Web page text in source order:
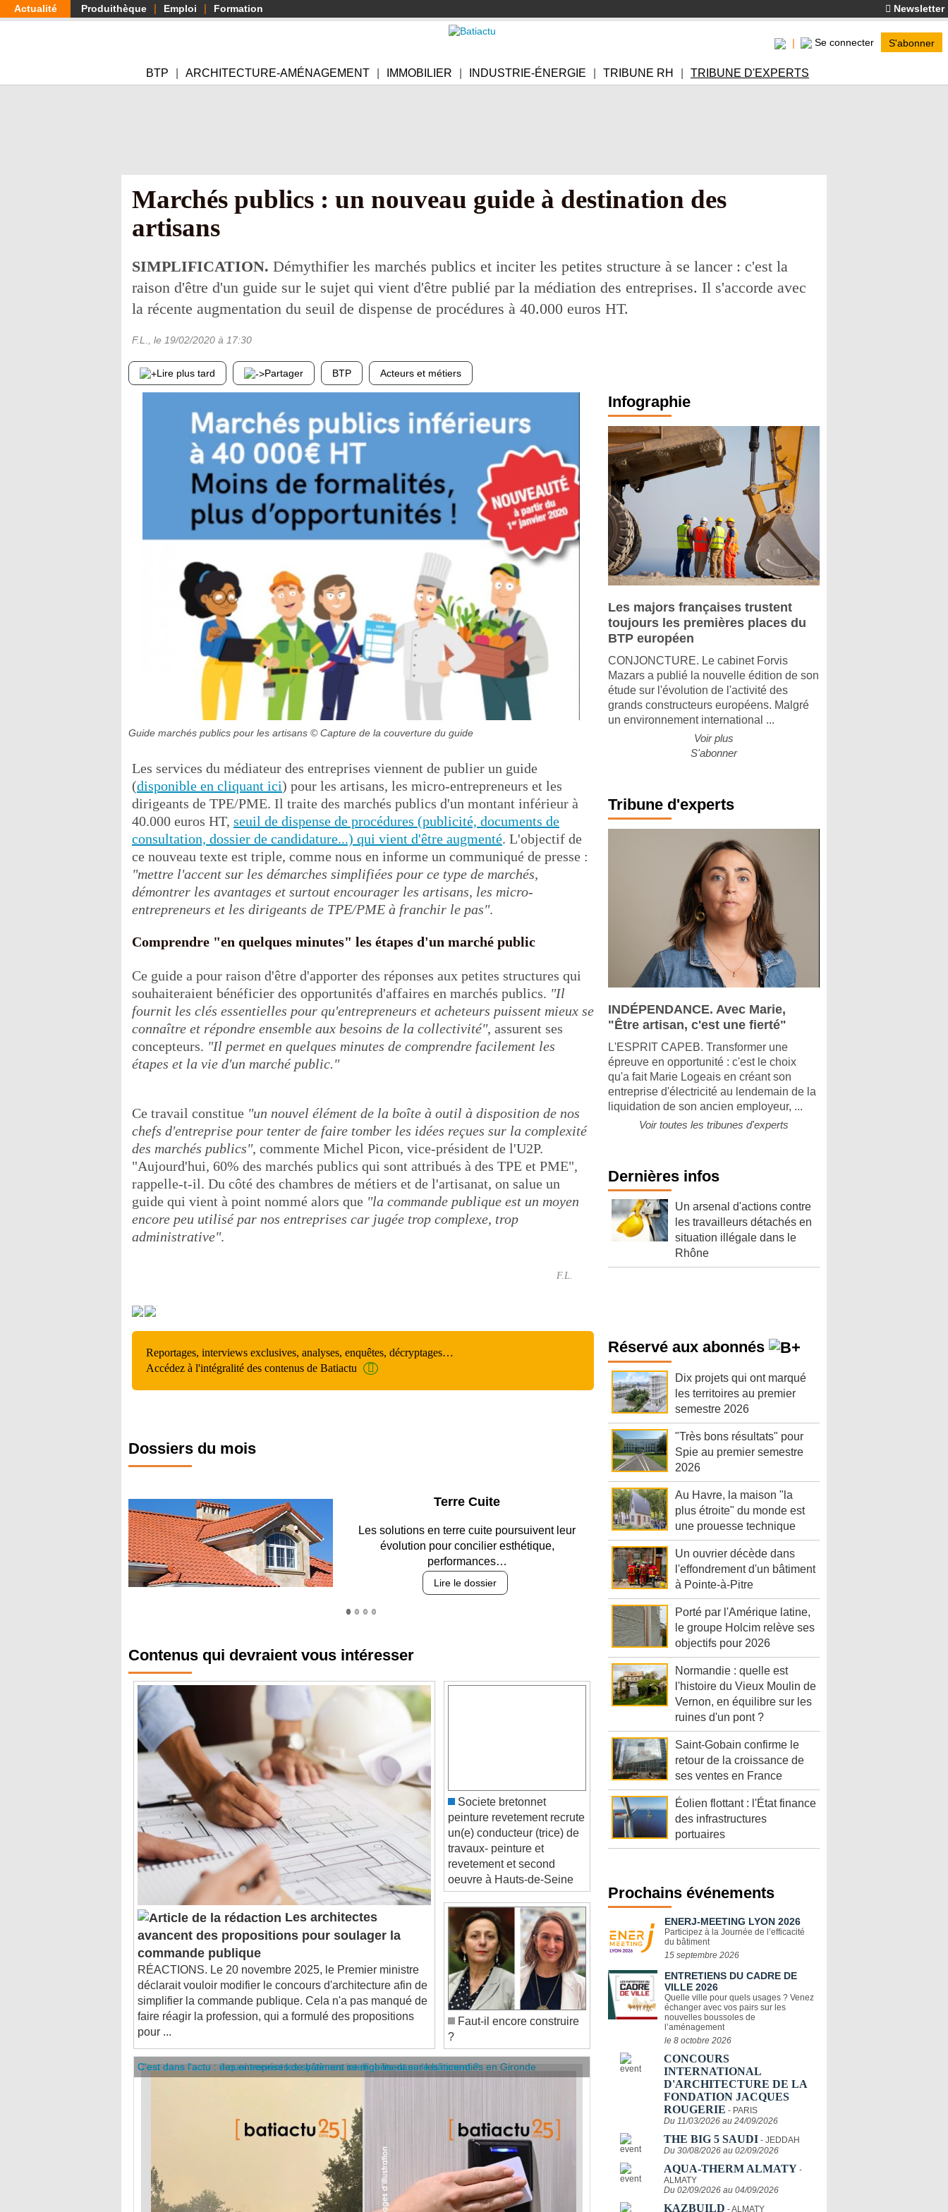
Aller
au
Actualité Produithèque Emploi Formation Newsletter
Se connecter S'abonner
BTP ARCHITECTURE-AMÉNAGEMENT IMMOBILIER INDUSTRIE-ÉNERGIE TRIBUNE RH TRIBUNE D'EXPERTS
Marchés publics : un nouveau guide à destination des
artisans
SIMPLIFICATION. Démythifier les marchés publics et inciter les petites structure à se lancer : c'est la
raison d'être d'un guide sur le sujet qui vient d'être publié par la médiation des entreprises. Il s'accorde avec
la récente augmentation du seuil de dispense de procédures à 40.000 euros HT.
F.L. , le 19/02/2020 à 17:30
Lire plus tard Partager BTP Acteurs et métiers
Guide marchés publics pour les artisans © Capture de la couverture du guide
Les services du médiateur des entreprises viennent de publier un guide
(disponible en cliquant ici) pour les artisans, les micro-entrepreneurs et les
dirigeants de TPE/PME. Il traite des marchés publics d'un montant inférieur à
40.000 euros HT, seuil de dispense de procédures (publicité, documents de
consultation, dossier de candidature...) qui vient d'être augmenté. L'objectif de
ce nouveau texte est triple, comme nous en informe un communiqué de presse :
"mettre l'accent sur les démarches simplifiées pour ce type de marchés,
démontrer les avantages et surtout encourager les artisans, les micro-
entrepreneurs et les dirigeants de TPE/PME à franchir le pas".
Comprendre "en quelques minutes" les étapes d'un marché public
Ce guide a pour raison d'être d'apporter des réponses aux petites structures qui
souhaiteraient bénéficier des opportunités d'affaires en marchés publics. "Il
fournit les clés essentielles pour qu'entrepreneurs et acheteurs puissent mieux se
connaître et répondre ensemble aux besoins de la collectivité", assurent ses
concepteurs. "Il permet en quelques minutes de comprendre facilement les
étapes et la vie d'un marché public."
Ce travail constitue "un nouvel élément de la boîte à outil à disposition de nos
chefs d'entreprise pour tenter de faire tomber les idées reçues sur la complexité
des marchés publics", commente Michel Picon, vice-président de l'U2P.
"Aujourd'hui, 60% des marchés publics qui sont attribués à des TPE et PME",
rappelle-t-il. Du côté des chambres de métiers et de l'artisanat, on salue un
guide qui vient à point nommé alors que "la commande publique est un moyen
encore peu utilisé par nos entreprises car jugée trop complexe, trop
administrative".
F.L.
Reportages, interviews exclusives, analyses, enquêtes, décryptages…
Accédez à l'intégralité des contenus de Batiactu
Dossiers du mois
Parking et garages
Entre circulation, sécurisation des accès, durabilité
des revêtements et intégration…
Lire le dossier
Les architectes
avancent des propositions pour soulager la
commande publique
RÉACTIONS. Le 20 novembre 2025, le Premier ministre
déclarait vouloir modifier le concours d'architecture afin de
simplifier la commande publique. Cela n'a pas manqué de
faire réagir la profession, qui a formulé des propositions
pour ...
peinture revetement recrute
un(e) conducteur (trice) de
travaux- peinture et
revetement et second
oeuvre à Hauts-de-Seine
Faut-il encore construire
?
C'est dans l'actu : des entreprises de bâtiment se mobilisent sur les incendies en Gironde
C'est dans l'actu : à quoi servent les systèmes intelligents dans le bâtiment ?
Infographie
Les majors françaises trustent
toujours les premières places du
BTP européen
CONJONCTURE. Le cabinet Forvis
Mazars a publié la nouvelle édition de son
étude sur l'évolution de l'activité des
grands constructeurs européens. Malgré
un environnement international ...
Voir plus
S'abonner
Tribune d'experts
INDÉPENDANCE. Avec Marie,
"Être artisan, c'est une fierté"
L'ESPRIT CAPEB. Transformer une
épreuve en opportunité : c'est le choix
qu'a fait Marie Logeais en créant son
entreprise d'électricité au lendemain de la
liquidation de son ancien employeur, ...
Voir toutes les tribunes d'experts
Dernières infos
Un arsenal d'actions contre
les travailleurs détachés en
situation illégale dans le
Rhône
Réservé aux abonnés
Dix projets qui ont marqué
les territoires au premier
semestre 2026
"Très bons résultats" pour
Spie au premier semestre
2026
Au Havre, la maison "la
plus étroite" du monde est
une prouesse technique
Un ouvrier décède dans
l'effondrement d'un bâtiment
à Pointe-à-Pitre
Porté par l'Amérique latine,
le groupe Holcim relève ses
objectifs pour 2026
Normandie : quelle est
l'histoire du Vieux Moulin de
Vernon, en équilibre sur les
ruines d'un pont ?
Saint-Gobain confirme le
retour de la croissance de
ses ventes en France
Éolien flottant : l'État finance
des infrastructures
portuaires
Prochains événements
ENERJ-MEETING LYON 2026
Participez à la Journée de l’efficacité
du bâtiment
15 septembre 2026
ENTRETIENS DU CADRE DE
VILLE 2026
Quelle ville pour quels usages ? Venez
échanger avec vos pairs sur les
nouvelles boussoles de
l’aménagement
le 8 octobre 2026
CONCOURS
INTERNATIONAL
D'ARCHITECTURE DE LA
FONDATION JACQUES
ROUGERIE - PARIS
Du 11/03/2026 au 24/09/2026
THE BIG 5 SAUDI - JEDDAH
Du 30/08/2026 au 02/09/2026
AQUA-THERM ALMATY -
ALMATY
Du 02/09/2026 au 04/09/2026
KAZBUILD - ALMATY